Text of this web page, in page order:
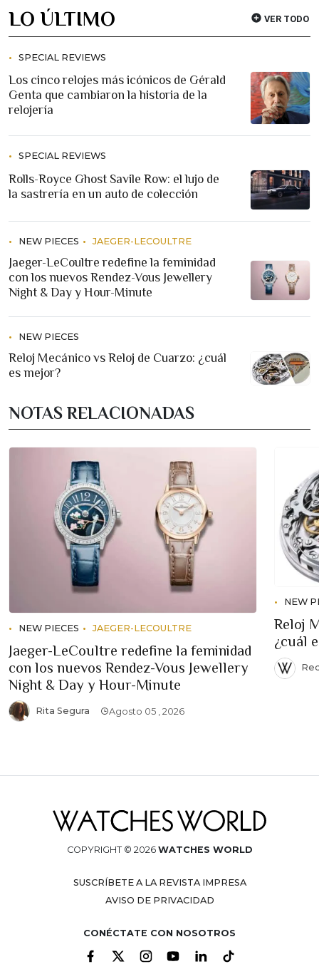
LO ÚLTIMO VER TODO
SPECIAL REVIEWS
Los cinco relojes más icónicos de Gérald
Genta que cambiaron la historia de la
relojería
SPECIAL REVIEWS
Rolls-Royce Ghost Savile Row: el lujo de
la sastrería en un auto de colección
NEW PIECES JAEGER-LECOULTRE
Jaeger-LeCoultre redefine la feminidad
con los nuevos Rendez-Vous Jewellery
Night & Day y Hour-Minute
NEW PIECES
Reloj Mecánico vs Reloj de Cuarzo: ¿cuál
es mejor?
NOTAS RELACIONADAS
NEW PIECES JAEGER-LECOULTRE
Jaeger-LeCoultre redefine la feminidad
con los nuevos Rendez-Vous Jewellery
Night & Day y Hour-Minute
Rita Segura Agosto 05 , 2026
NEW
Reloj
¿cuál
COPYRIGHT © 2026 WATCHES WORLD
SUSCRÍBETE A LA REVISTA IMPRESA
AVISO DE PRIVACIDAD
CONÉCTATE CON NOSOTROS